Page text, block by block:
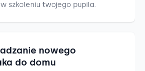
szkoleniu twojego pupila.
nowego
do domu